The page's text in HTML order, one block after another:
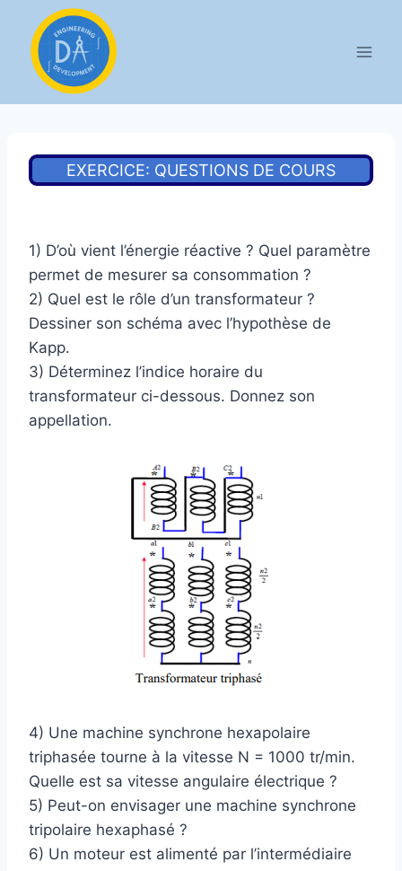
contenu
EXERCICE: QUESTIONS DE COURS
1) D’où vient l’énergie réactive ? Quel paramètre
permet de mesurer sa consommation ?
2) Quel est le rôle d’un transformateur ?
Dessiner son schéma avec l’hypothèse de
Kapp.
3) Déterminez l’indice horaire du
transformateur ci-dessous. Donnez son
appellation.
4) Une machine synchrone hexapolaire
triphasée tourne à la vitesse N = 1000 tr/min.
Quelle est sa vitesse angulaire électrique ?
5) Peut-on envisager une machine synchrone
tripolaire hexaphasé ?
6) Un moteur est alimenté par l’intermédiaire